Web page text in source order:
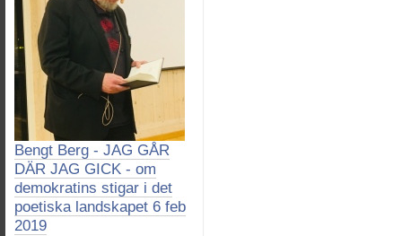
Bengt Berg - JAG GÅR
DÄR JAG GICK - om
demokratins stigar i det
poetiska landskapet 6 feb
2019